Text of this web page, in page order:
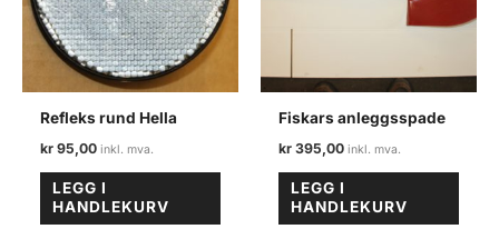
Refleks rund Hella
kr 95,00
LEGG I
HANDLEKURV
Fiskars anleggsspade
kr 395,00
LEGG I
HANDLEKURV